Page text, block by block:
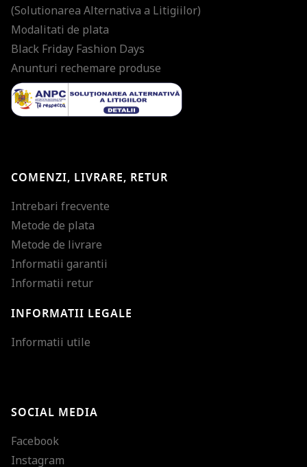
(Solutionarea Alternativa a Litigiilor)
Modalitati de plata
Black Friday Fashion Days
Anunturi rechemare produse
COMENZI, LIVRARE, RETUR
Intrebari frecvente
Metode de plata
Metode de livrare
Informatii garantii
Informatii retur
INFORMATII LEGALE
Informatii utile
SOCIAL MEDIA
Facebook
Instagram